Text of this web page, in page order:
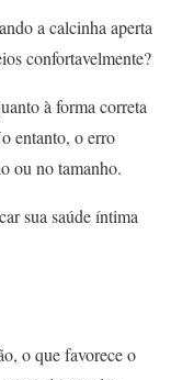
a calcinha aperta
confortavelmente?
à forma correta
entanto, o erro
ou no tamanho.
sua saúde íntima
o que favorece o